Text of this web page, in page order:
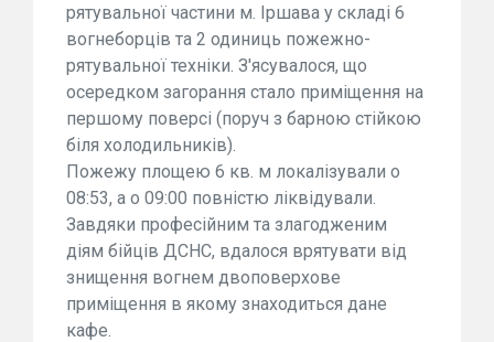
рятувальної частини м. Іршава у складі 6
вогнеборців та 2 одиниць пожежно-
рятувальної техніки. З'ясувалося, що
осередком загорання стало приміщення на
першому поверсі (поруч з барною стійкою
біля холодильників).
Пожежу площею 6 кв. м локалізували о
08:53, а о 09:00 повністю ліквідували.
Завдяки професійним та злагодженим
діям бійців ДСНС, вдалося врятувати від
знищення вогнем двоповерхове
приміщення в якому знаходиться дане
кафе.